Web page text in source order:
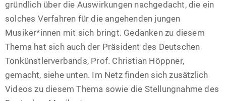
gründlich über die Auswirkungen nachgedacht, die ein
solches Verfahren für die angehenden jungen
Musiker*innen mit sich bringt. Gedanken zu diesem
Thema hat sich auch der Präsident des Deutschen
Tonkünstlerverbands, Prof. Christian Höppner,
gemacht, siehe unten. Im Netz finden sich zusätzlich
Videos zu diesem Thema sowie die Stellungnahme des